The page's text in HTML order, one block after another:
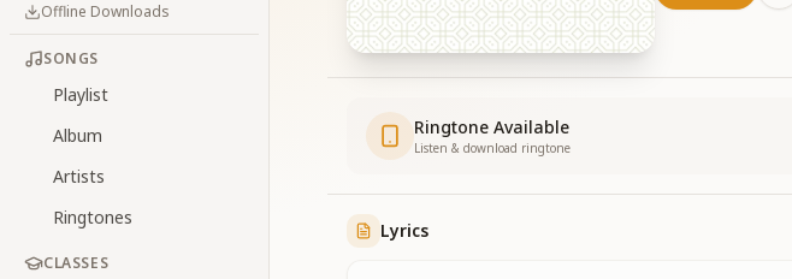
Offline Downloads
SONGS
Playlist
Album
Artists
Ringtones
CLASSES
Ringtone Available
Listen & download ringtone
Lyrics